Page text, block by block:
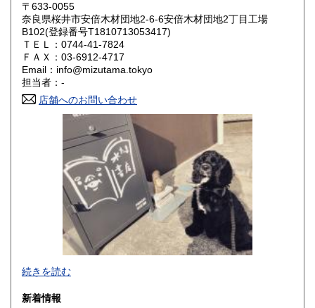
岡山県 600円 広島県 600円
山口県 600円
香川県 600円
高知県 600円
600円
600円 大分県
600円 鹿児島県
600円
〒633-0055
奈良県桜井市安倍木材団地2-6-6安倍木材団地2丁目工場
B102(登録番号T1810713053417)
ＴＥＬ：0744-41-7824
ＦＡＸ：03-6912-4717
Email：info@mizutama.tokyo
担当者：-
店舗へのお問い合わせ
続きを読む
新着情報